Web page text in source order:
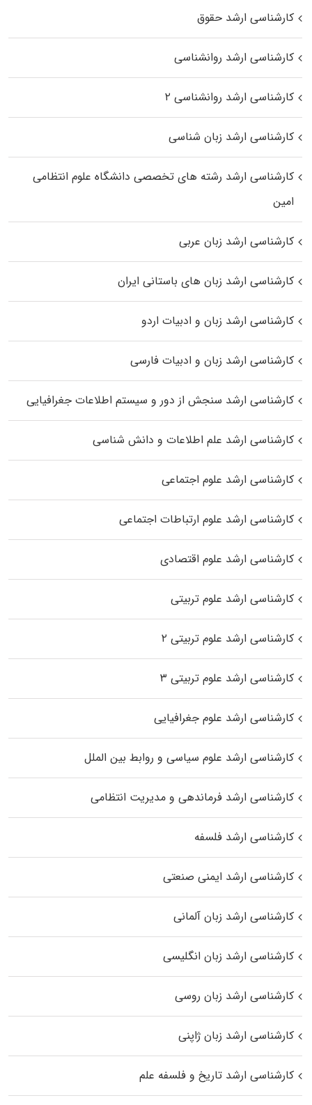
کارشناسی ارشد حقوق
کارشناسی ارشد روانشناسی
کارشناسی ارشد روانشناسی ۲
کارشناسی ارشد زبان شناسی
کارشناسی ارشد رﺷﺘﻪ ﻫﺎی تخصصی داﻧﺸﮕﺎه ﻋﻠﻮم انتظامی
اﻣﻴﻦ
کارشناسی ارشد زبان عربی
کارشناسی ارشد زبان‌ های باستانی ایران
کارشناسی ارشد زبان و ادبیات اردو
کارشناسی ارشد زبان و ادبیات فارسی
کارشناسی ارشد سنجش از دور و سیستم اطلاعات جغرافیایی
کارشناسی ارشد علم اطلاعات و دانش شناسی
کارشناسی ارشد علوم اجتماعی
کارشناسی ارشد علوم ارتباطات اجتماعی
کارشناسی ارشد علوم اقتصادی
کارشناسی ارشد علوم تربیتی
کارشناسی ارشد علوم تربیتی ۲
کارشناسی ارشد علوم تربیتی ۳
کارشناسی ارشد علوم جغرافیایی
کارشناسی ارشد علوم سیاسی و روابط بین الملل
کارشناسی ارشد فرماندهی و مدیریت انتظامی
کارشناسی ارشد فلسفه
کارشناسی ارشد ایمنی صنعتی
کارشناسی ارشد زبان آلمانی
کارشناسی ارشد زبان انگلیسی
کارشناسی ارشد زبان روسی
کارشناسی ارشد زبان ژاپنی
کارشناسی ارشد تاریخ و فلسفه علم